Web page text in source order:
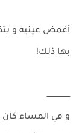
أغمض عينيه و
بها ذلك!
ـــــــــــــــــــ
و في المساء كان